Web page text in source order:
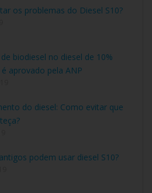
os problemas do Diesel S10?
biodiesel no diesel de 10%
aprovado pela ANP
do diesel: Como evitar que
podem usar diesel S10?